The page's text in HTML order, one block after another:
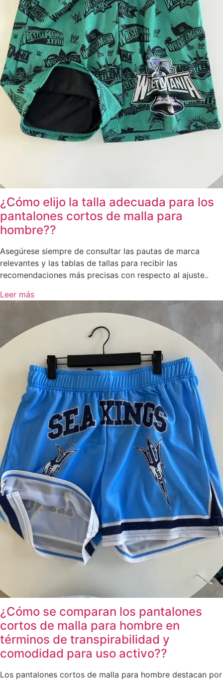
¿Cómo elijo la talla adecuada para los
pantalones cortos de malla para
hombre??
Asegúrese siempre de consultar las pautas de marca
relevantes y las tablas de tallas para recibir las
recomendaciones más precisas con respecto al ajuste..
Leer más
¿Cómo se comparan los pantalones
cortos de malla para hombre en
términos de transpirabilidad y
comodidad para uso activo??
Los pantalones cortos de malla para hombre destacan por